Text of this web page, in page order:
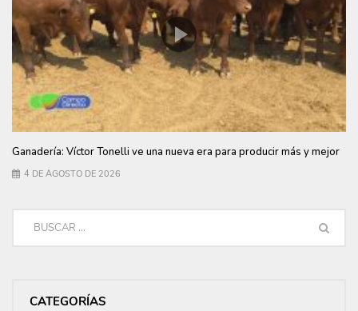
Ganadería: Víctor Tonelli ve una nueva era para producir más y mejor
4 DE AGOSTO DE 2026
CATEGORÍAS